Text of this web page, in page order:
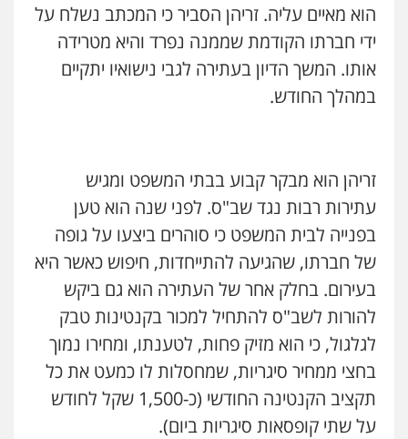
הוא מאיים עליה. זריהן הסביר כי המכתב נשלח על
ידי חברתו הקודמת שממנה נפרד והיא מטרידה
אותו. המשך הדיון בעתירה לגבי נישואיו יתקיים
במהלך החודש.
זריהן הוא מבקר קבוע בבתי המשפט ומגיש
עתירות רבות נגד שב"ס. לפני שנה הוא טען
בפנייה לבית המשפט כי סוהרים ביצעו על גופה
של חברתו, שהגיעה להתייחדות, חיפוש כאשר היא
בעירום. בחלק אחר של העתירה הוא גם ביקש
להורות לשב"ס להתחיל למכור בקנטינות טבק
לגלגול, כי הוא מזיק פחות, לטענתו, ומחירו נמוך
בחצי ממחיר סיגריות, שמחסלות לו כמעט את כל
תקציב הקנטינה החודשי (כ-1,500 שקל לחודש
על שתי קופסאות סיגריות ביום).